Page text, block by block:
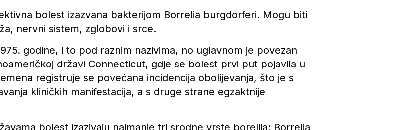
bolest izazvana bakterijom Borrelia burgdorferi. Mogu biti
nervni sistem, zglobovi i srce.
godine, i to pod raznim nazivima, no uglavnom je povezan
državi Connecticut, gdje se bolest prvi put pojavila u
registruje se povećana incidencija obolijevanja, što je s
kliničkih manifestacija, a s druge strane egzaktnije
bolest izazivaju najmanje tri srodne vrste borelija: Borrelia